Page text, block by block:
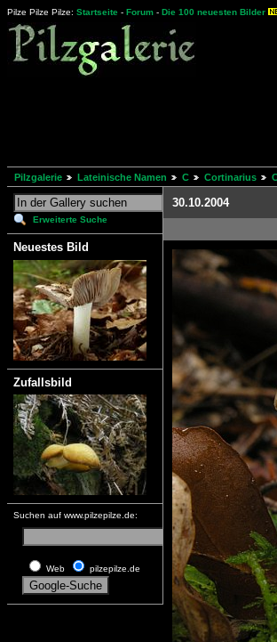
Pilze Pilze Pilze: Startseite - Forum - Die 100 neuesten Bilder
Pilzgalerie Lateinische Namen C Cortinarius
Erweiterte Suche
Neuestes Bild
Zufallsbild
Suchen auf www.pilzepilze.de:
Web pilzepilze.de
30.10.2004